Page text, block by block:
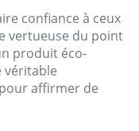
confiance à ceux
vertueuse du point
produit éco-
véritable
affirmer de